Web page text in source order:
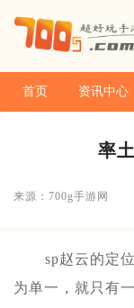
首页 资讯中心
率
来源：700g手游网
sp赵云的定
为单一，就只有